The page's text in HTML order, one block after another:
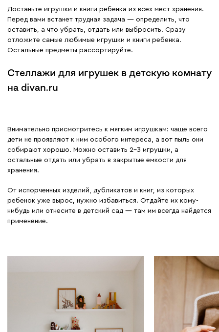
Достаньте игрушки и книги ребенка из всех мест хранения.
Перед вами встанет трудная задача — определить, что
оставить, а что убрать, отдать или выбросить. Сразу
отложите самые любимые игрушки и книги ребенка.
Остальные предметы рассортируйте.
Стеллажи для игрушек в детскую комнату
на divan.ru
Внимательно присмотритесь к мягким игрушкам: чаще всего
дети не проявляют к ним особого интереса, а вот пыль они
собирают хорошо. Можно оставить 2–3 игрушки, а
остальные отдать или убрать в закрытые емкости для
хранения.
От испорченных изделий, дубликатов и книг, из которых
ребенок уже вырос, нужно избавиться. Отдайте их кому-
нибудь или отнесите в детский сад — там им всегда найдется
применение.